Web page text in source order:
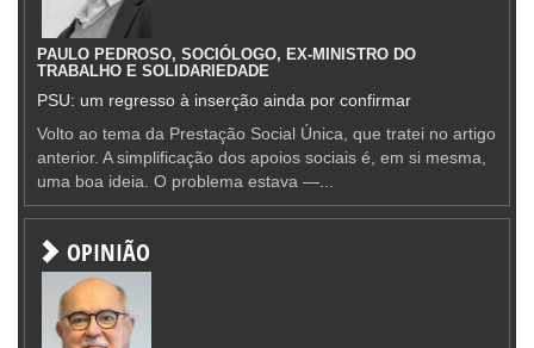
PAULO PEDROSO, SOCIÓLOGO, EX-MINISTRO DO
TRABALHO E SOLIDARIEDADE
PSU: um regresso à inserção ainda por confirmar
Volto ao tema da Prestação Social Única, que tratei no artigo
anterior. A simplificação dos apoios sociais é, em si mesma,
uma boa ideia. O problema estava —...
OPINIÃO